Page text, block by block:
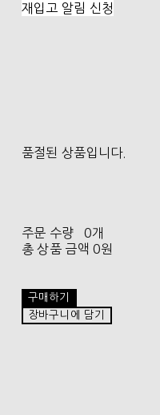
재입고 알림 신청
품절된 상품입니다.
주문 수량
0개
총 상품 금액 0원
구매하기
장바구니에 담기